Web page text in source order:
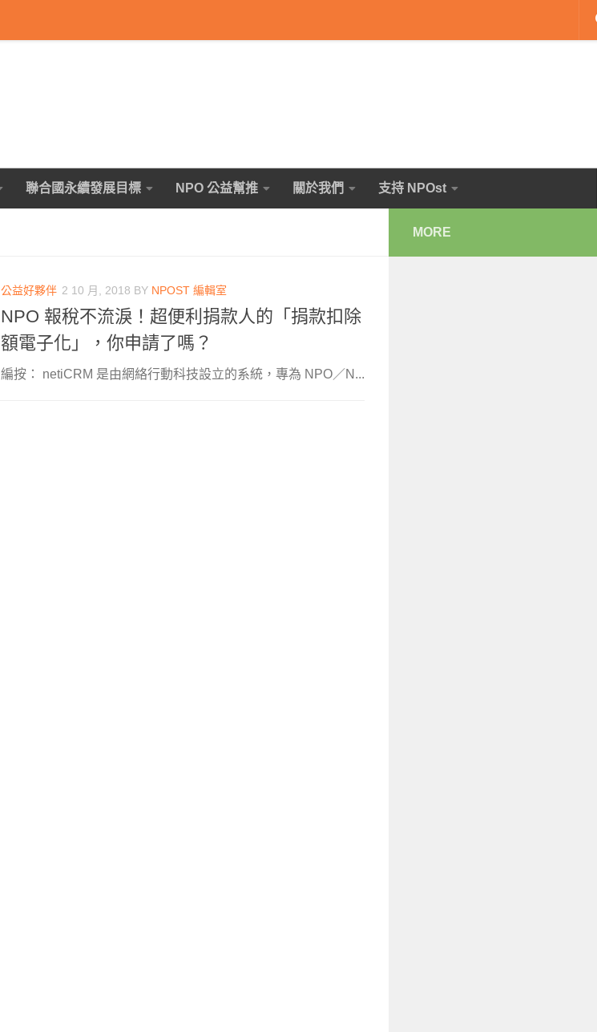
聯合國永續發展目標 NPO 公益幫推 關於我們 支持 NPOst
公益好夥伴 2 10 月, 2018 BY NPOST 編輯室
NPO 報稅不流淚！超便利捐款人的「捐款扣除
額電子化」，你申請了嗎？
編按： netiCRM 是由網絡行動科技設立的系統，專為 NPO／N...
MORE